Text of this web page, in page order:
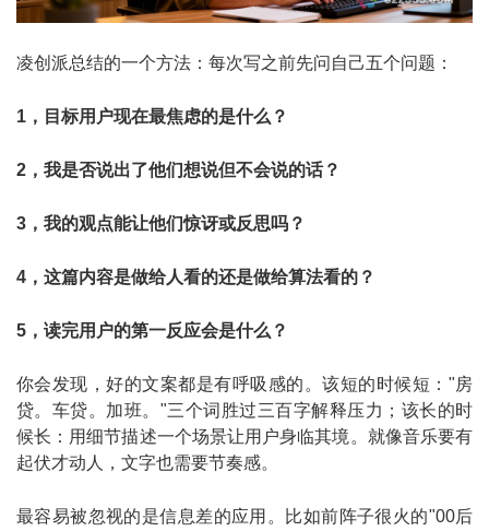
凌创派总结的一个方法：每次写之前先问自己五个问题：
1，目标用户现在最焦虑的是什么？
2，我是否说出了他们想说但不会说的话？
3，我的观点能让他们惊讶或反思吗？
4，这篇内容是做给人看的还是做给算法看的？
5，读完用户的第一反应会是什么？
你会发现，好的文案都是有呼吸感的。该短的时候短："房
贷。车贷。加班。"三个词胜过三百字解释压力；该长的时
候长：用细节描述一个场景让用户身临其境。就像音乐要有
起伏才动人，文字也需要节奏感。
最容易被忽视的是信息差的应用。比如前阵子很火的"00后